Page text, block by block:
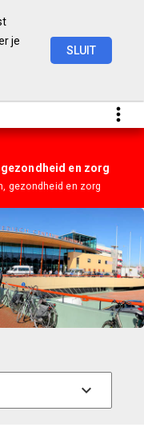
je
SLUIT
en zorg
gezondheid en zorg